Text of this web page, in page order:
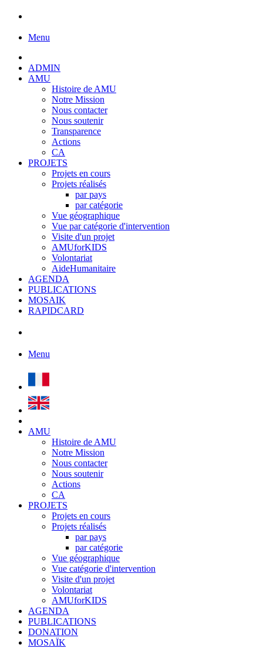
Menu
ADMIN
AMU
Histoire de AMU
Notre Mission
Nous contacter
Nous soutenir
Transparence
Actions
CA
PROJETS
Projets en cours
Projets réalisés
par pays
par catégorie
Vue géographique
Vue par catégorie d'intervention
Visite d'un projet
AMUforKIDS
Volontariat
AideHumanitaire
AGENDA
PUBLICATIONS
MOSAIK
RAPIDCARD
Menu
AMU
Histoire de AMU
Notre Mission
Nous contacter
Nous soutenir
Actions
CA
PROJETS
Projets en cours
Projets réalisés
par pays
par catégorie
Vue géographique
Vue catégorie d'intervention
Visite d'un projet
Volontariat
AMUforKIDS
AGENDA
PUBLICATIONS
DONATION
MOSAÏK